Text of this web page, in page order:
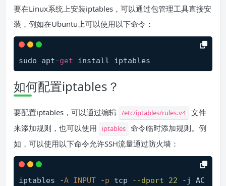
要在Linux系统上安装iptables，可以通过包管理工具直接安
装，例如在Ubuntu上可以使用以下命令：
sudo apt-get
如何配置iptables？
要配置iptables，可以通过编辑 /etc/iptables/rules.v4 文件
来添加规则，也可以使用
iptables 命令临时添加规则。例
如，可以使用以下命令允许SSH流量通过防火墙：
iptables -A INPUT -p tcp --dport 22 -j AC